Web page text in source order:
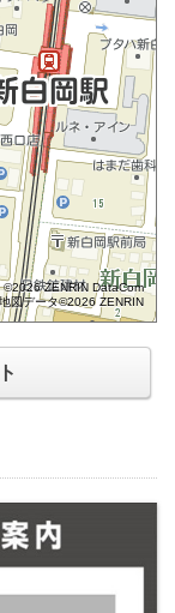
©2026 ZENRIN DataCom
地図データ©2026 ZENRIN